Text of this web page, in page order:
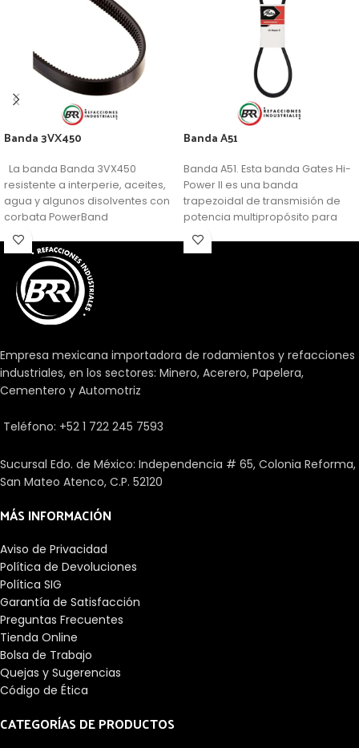
Banda 3VX450
La banda Banda 3VX450
resistente a interperie, aceites,
agua y algunos disolventes con
corbata PowerBand
Banda A51
Banda A51. Esta banda Gates Hi-
Power II es una banda
trapezoidal de transmisión de
potencia multipropósito para
aplicaciones generalizadas.
Empresa mexicana importadora de rodamientos y refacciones
industriales, en los sectores: Minero, Acerero, Papelera,
Cementero y Automotriz
Teléfono: +52 1 722 245 7593
Sucursal Edo. de México: Independencia # 65, Colonia Reforma,
San Mateo Atenco, C.P. 52120
MÁS INFORMACIÓN
Aviso de Privacidad
Política de Devoluciones
Política SIG
Garantía de Satisfacción
Preguntas Frecuentes
Tienda Online
Bolsa de Trabajo
Quejas y Sugerencias
Código de Ética
CATEGORÍAS DE PRODUCTOS